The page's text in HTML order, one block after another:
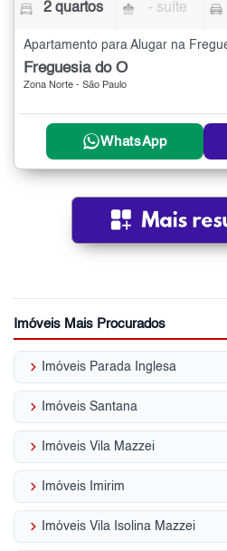
2 quartos - suíte
Freguesia do Ó
Zona Norte - São Paulo
WhatsApp
Imóveis Mais Procurados
keyboard_arrow_right Imóveis Parada Inglesa
keyboard_arrow_right Imóveis Santana
keyboard_arrow_right Imóveis Vila Mazzei
keyboard_arrow_right Imóveis Imirim
keyboard_arrow_right Imóveis Vila Isolina Mazzei